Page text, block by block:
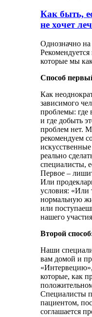
Как быть,
не хочет
Однозначно на
Рекомендуется
которые мы
Способ
Как
зависимого
проблемы: где
и где добыть
проблем нет.
рекомендуем
реально
специалисты,
Первое –
Или
условия: «Или
нормальную
или
нашего
Второй
Наши
вам домой и
которые, как
Специалисты
пациентом,
соглашается